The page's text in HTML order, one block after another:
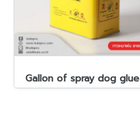
Gallon of spray dog ​​glue